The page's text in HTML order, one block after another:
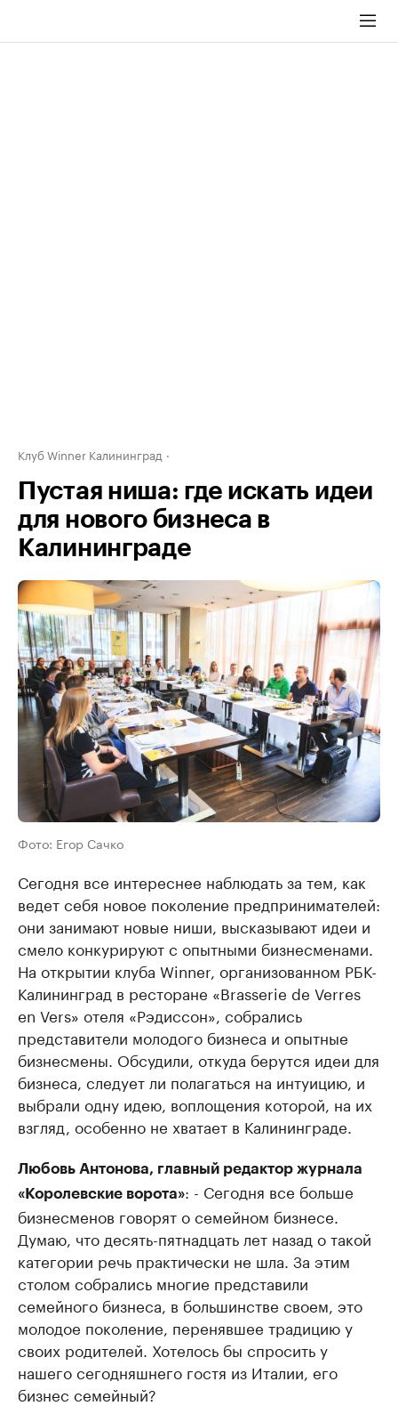
Клуб Winner Калининград
Пустая ниша: где искать идеи
для нового бизнеса в
Калининграде
Фото: Егор Сачко
Сегодня все интереснее наблюдать за тем, как
ведет себя новое поколение предпринимателей:
они занимают новые ниши, высказывают идеи и
смело конкурируют с опытными бизнесменами.
На открытии клуба Winner, организованном РБК-
Калининград в ресторане «Brasserie de Verres
en Vers» отеля «Рэдиссон», собрались
представители молодого бизнеса и опытные
бизнесмены. Обсудили, откуда берутся идеи для
бизнеса, следует ли полагаться на интуицию, и
выбрали одну идею, воплощения которой, на их
взгляд, особенно не хватает в Калининграде.
Любовь Антонова, главный редактор журнала
«Королевские ворота»: - Сегодня все больше
бизнесменов говорят о семейном бизнесе.
Думаю, что десять-пятнадцать лет назад о такой
категории речь практически не шла. За этим
столом собрались многие представили
семейного бизнеса, в большинстве своем, это
молодое поколение, перенявшее традицию у
своих родителей. Хотелось бы спросить у
нашего сегодняшнего гостя из Италии, его
бизнес семейный?